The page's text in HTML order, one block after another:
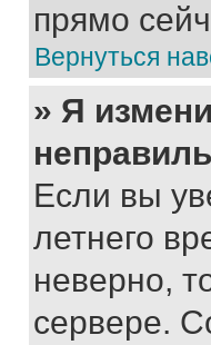
прямо
Вернуться
» Я
Если вы
летнего
неверно,
сервере.